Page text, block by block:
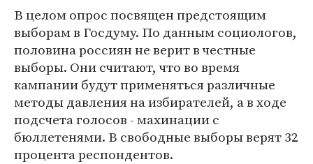
В целом опрос посвящен предстоящим
выборам в Госдуму. По данным социологов,
половина россиян не верит в честные
выборы. Они считают, что во время
кампании будут применяться различные
методы давления на избирателей, а в ходе
подсчета голосов - махинации с
бюллетенями. В свободные выборы верят 32
процента респондентов.